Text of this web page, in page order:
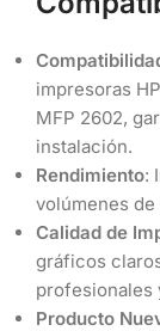
impresoras
MFP 2602,
instalación.
Rendimiento:
volúmenes
Calidad de
gráficos
profesionales
Producto